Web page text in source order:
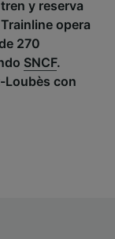
y reserva
opera
270
SNCF.
Loubès con